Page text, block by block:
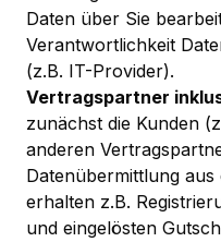
Daten über Sie
Verantwortlichkeit
(z.B. IT-Provider).
Vertragspartner
zunächst die Kunden
anderen
Datenübermittlung aus
erhalten z.B.
und eingelösten